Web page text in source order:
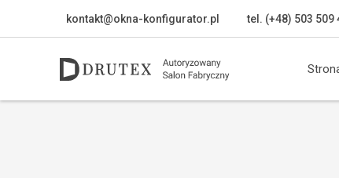
kontakt@okna-konfigurator.pl tel. (+48) 503 509